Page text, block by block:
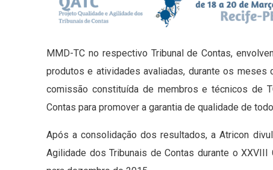
MMD-TC no respectivo Tribunal de Contas,
produtos e atividades avaliadas, durante os
comissão constituída de membros e técnicos de
Contas para promover a garantia de qualidade de
Após a consolidação dos resultados, a Atricon
Agilidade dos Tribunais de Contas durante o